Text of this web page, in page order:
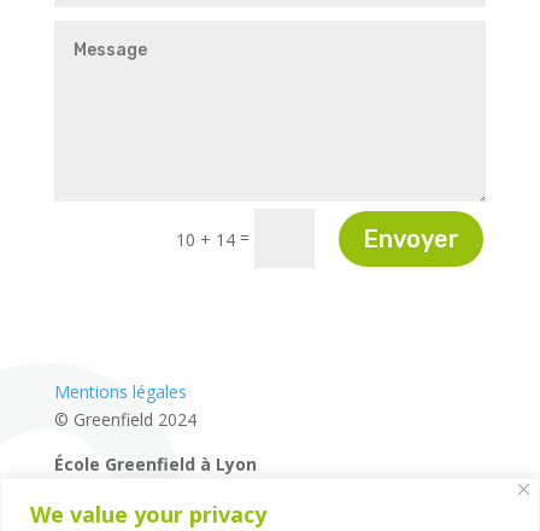
We value your privacy
10 + 14 = Envoyer
Mentions légales
© Greenfield 2024
École Greenfield à Lyon
14 rue de la Mairie – 69660 – Collonges-au-Mont-d’Or